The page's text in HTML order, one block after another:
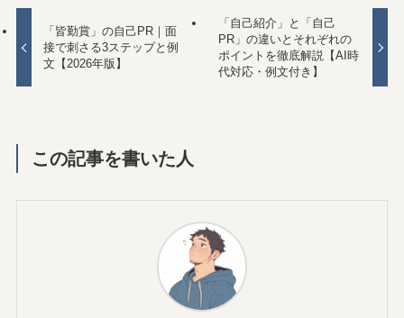
「皆勤賞」の自己PR｜面
接で刺さる3ステップと例
文【2026年版】
「自己紹介」と「自己
PR」の違いとそれぞれの
ポイントを徹底解説【AI時
代対応・例文付き】
この記事を書いた人